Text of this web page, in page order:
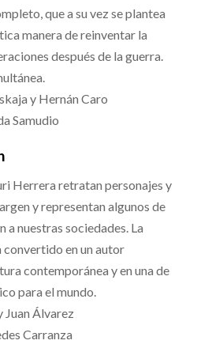
que a su vez se plantea
manera de reinventar la
después de la guerra.
y Hernán Caro
Samudio
Herrera retratan personajes y
y representan algunos de
a nuestras sociedades. La
convertido en un autor
contemporánea y en una de
para el mundo.
Juan Álvarez
Carranza